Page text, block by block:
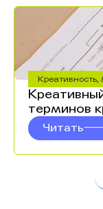
Креативность,
терминов
Читать